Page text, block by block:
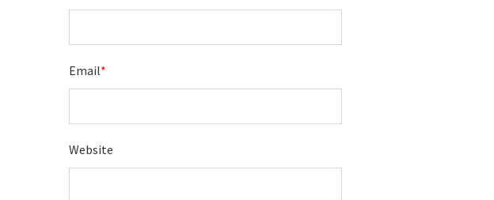
Email*
Website